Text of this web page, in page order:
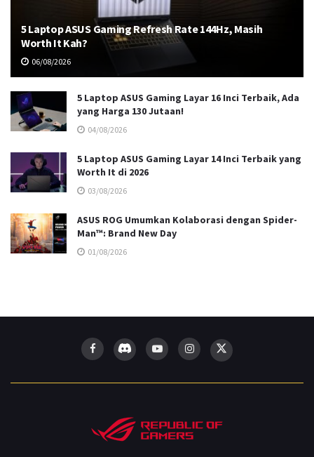
5 Laptop ASUS Gaming Refresh Rate 144Hz, Masih
Worth It Kah?
06/08/2026
5 Laptop ASUS Gaming Layar 16 Inci Terbaik, Ada
yang Harga 130 Jutaan!
04/08/2026
5 Laptop ASUS Gaming Layar 14 Inci Terbaik yang
Worth It di 2026
03/08/2026
ASUS ROG Umumkan Kolaborasi dengan Spider-
Man™: Brand New Day
01/08/2026